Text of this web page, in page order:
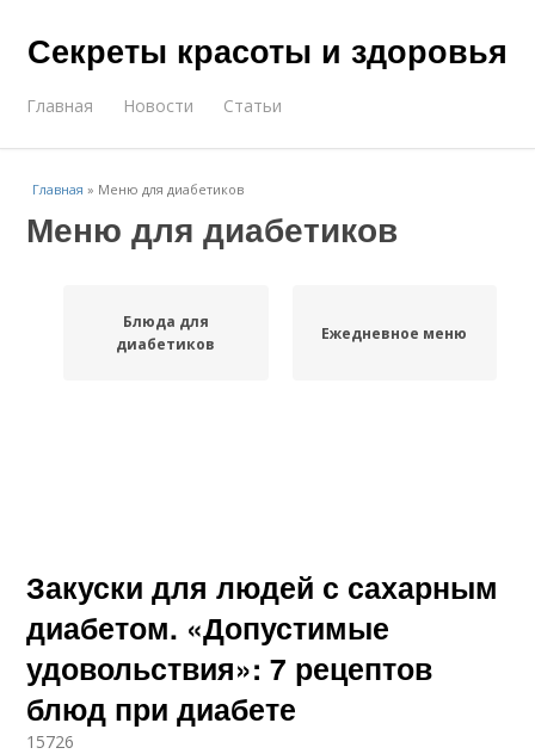
Секреты красоты и здоровья
Главная Новости Статьи
Главная » Меню для диабетиков
Меню для диабетиков
Блюда для
диабетиков
Ежедневное меню
Закуски для людей с сахарным
диабетом. «Допустимые
удовольствия»: 7 рецептов
блюд при диабете
15726